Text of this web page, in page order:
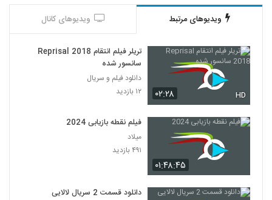
ویدیوهای مرتبط ویدیوهای کانال
۰۲:۲۸ HD
تریلر فیلم انتقام Reprisal 2018
سانسور شده
دانلود فیلم و سریال
۱۲ بازدید
۰۱:۴۸:۴۵
فیلم نقطه بازیابی 2024
میلاد
۴۹۱ بازدید
دانلود قسمت 2 سریال لالایی